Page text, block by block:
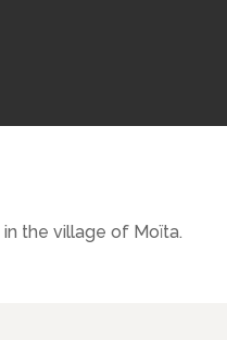
the village of Moïta.